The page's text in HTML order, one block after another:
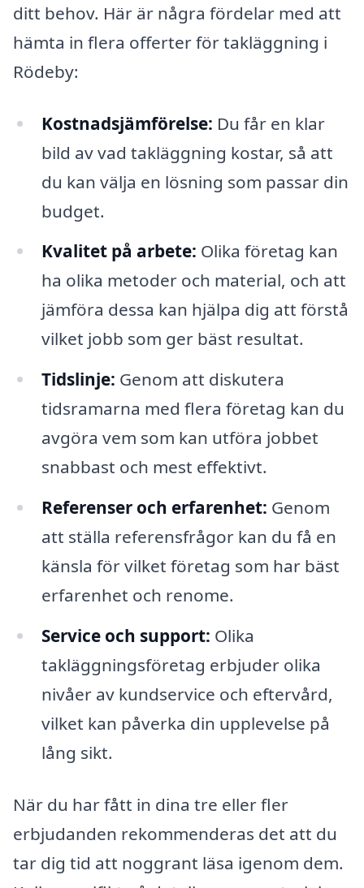
ditt behov. Här är några fördelar med att
hämta in flera offerter för takläggning i
Rödeby:
Kostnadsjämförelse: Du får en klar
bild av vad takläggning kostar, så att
du kan välja en lösning som passar din
budget.
Kvalitet på arbete: Olika företag kan
ha olika metoder och material, och att
jämföra dessa kan hjälpa dig att förstå
vilket jobb som ger bäst resultat.
Tidslinje: Genom att diskutera
tidsramarna med flera företag kan du
avgöra vem som kan utföra jobbet
snabbast och mest effektivt.
Referenser och erfarenhet: Genom
att ställa referensfrågor kan du få en
känsla för vilket företag som har bäst
erfarenhet och renome.
Service och support: Olika
takläggningsföretag erbjuder olika
nivåer av kundservice och eftervård,
vilket kan påverka din upplevelse på
lång sikt.
När du har fått in dina tre eller fler
erbjudanden rekommenderas det att du
tar dig tid att noggrant läsa igenom dem.